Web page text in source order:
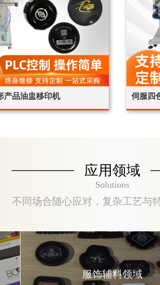
产品油盅移印机 伺服四
应用领域
Solutions
不同场合随心应对，复杂工艺与
服饰辅料领域